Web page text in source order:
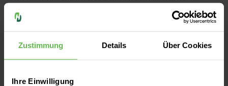
Zustimmung Details Über Cookies
Ihre Einwilligung
Narbenbehandlung es gibt, erfahren Sie hier.
Jetzt lesen